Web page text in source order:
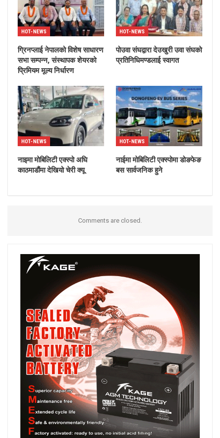
HOT-NEWS
ग्रिनप्लाई नेपालको विशेष साधारण
सभा सम्पन्न, संस्थापक शेयरको
प्रिमियम मूल्य निर्धारण
HOT-NEWS
पोउवा संघद्वारा देउखुरी उवा संघको
प्रतिनिधिमण्डलाई स्वागत
HOT-NEWS
नाइमा मोबिलिटी एक्स्पो अघि
काठमाडौंमा देखियो चेरी क्यू
HOT-NEWS
नाईमा मोबिलिटी एक्स्पोमा डोङफेङ
बस सार्वजनिक हुने
Comments are closed.